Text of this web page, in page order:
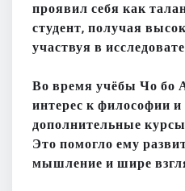
проявил себя как
студент, получая
участвуя в
Во время учёбы Чо бо
интерес к философии
дополнительные
Это помогло ему
мышление и шире